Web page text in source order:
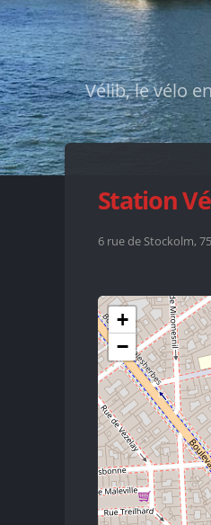
Vélib, le vélo
Station
6 rue de Stockolm,
+
−